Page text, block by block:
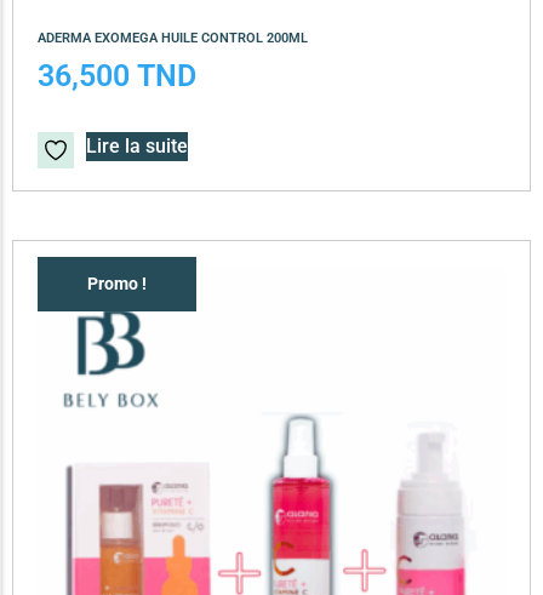
Promo !
ADERMA EXOMEGA HUILE CONTROL 200ML
36,500 TND
Lire la suite